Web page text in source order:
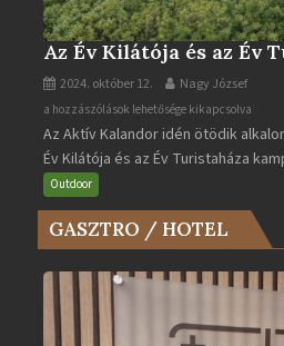
Az Év Kilátója és az Év
2024. október 12. Nagy József
Az
Év
Kilátója
és
Év
Turistaháza
bejegyzéshez
a hozzászólások lehetősége kikapcsolva
Az Aktív Kalandor idén ötödik
Év Kilátója és az Év Turistaháza
Outdoor
GASZTRO / HOTEL